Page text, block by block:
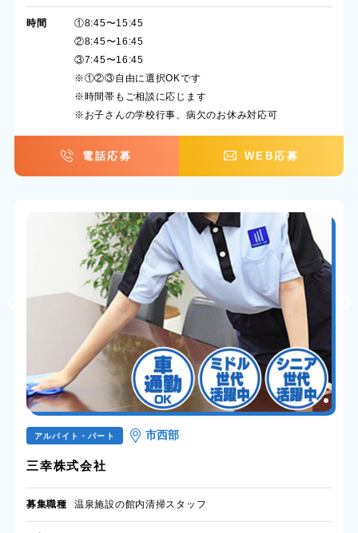
時間
①8:45〜15:45
②8:45〜16:45
③7:45〜16:45
※①②③自由に選択OKです
※時間帯もご相談に応じます
※お子さんの学校行事、病欠のお休み対応可
電話応募 WEB応募
アルバイト・パート 市西部
三幸株式会社
募集職種 温泉施設の館内清掃スタッフ